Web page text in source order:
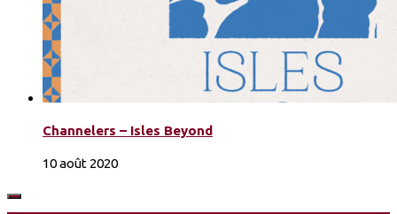
Channelers – Isles Beyond
10 août 2020